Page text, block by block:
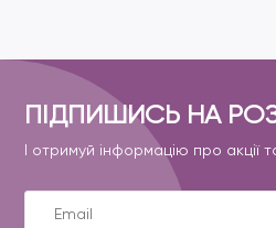
ПІДПИШИСЬ НА
І отримуй інформацію про акції